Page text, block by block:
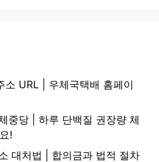
소 URL | 우체국택배 홈페이
중당 | 하루 단백질 권장량 체
!
대처법 | 합의금과 법적 절차